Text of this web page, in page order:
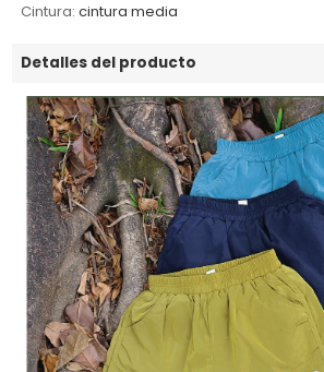
Cintura: cintura media
Detalles del producto